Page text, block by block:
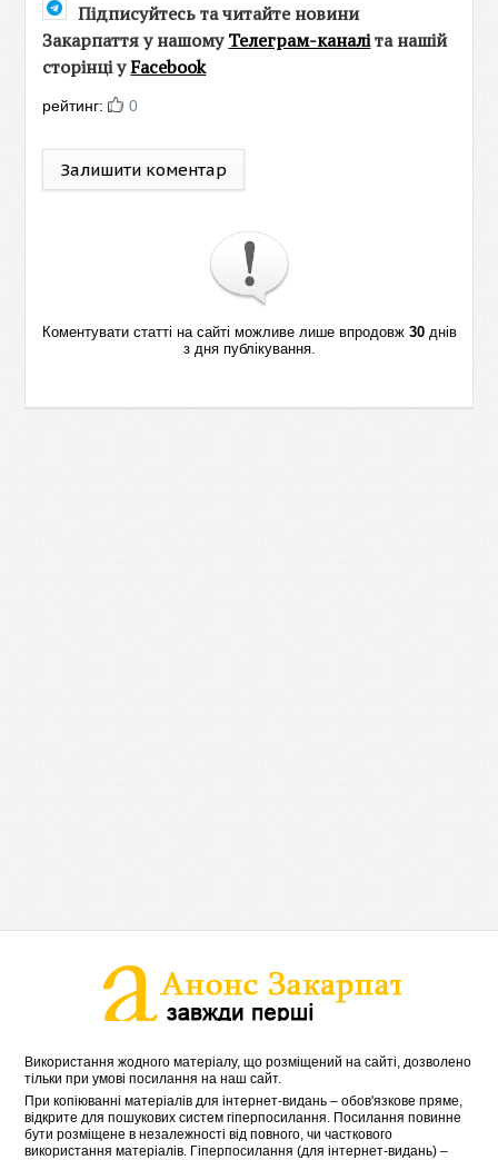
Підписуйтесь та читайте новини
Закарпаття у нашомуТелеграм-каналіта нашій
сторінці уFacebook
рейтинг: 0
Залишити коментар
Коментувати статті на сайті можливе лише впродовж 30днів
з дня публікування.
Використання жодного матеріалу, що розміщений на сайті, дозволено
тільки при умові посилання на наш сайт.
При копіюванні матеріалів для інтернет-видань – обов'язкове пряме,
відкрите для пошукових систем гіперпосилання. Посилання повинне
бути розміщене в незалежності від повного, чи часткового
використання матеріалів. Гіперпосилання (для інтернет-видань) –